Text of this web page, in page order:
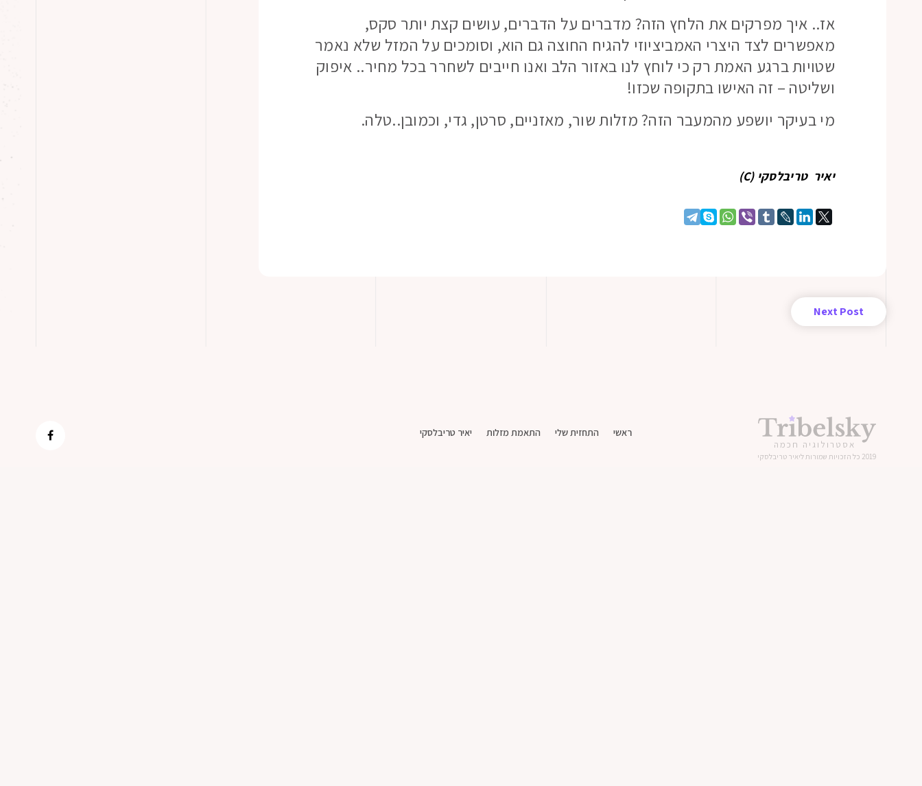
אז.. איך מפרקים את הלחץ הזה? מדברים על הדברים, עושים קצת יותר סקס,
מאפשרים לצד היצרי האמביציוזי להגיח החוצה גם הוא, וסומכים על המזל שלא נאמר
שטויות ברגע האמת רק כי לוחץ לנו באזור הלב ואנו חייבים לשחרר בכל מחיר.. איפוק
ושליטה – זה האישו בתקופה שכזו!
מי בעיקר יושפע מהמעבר הזה? מזלות שור, מאזניים, סרטן, גדי, וכמובן..טלה.
יאיר טריבלסקי (C)
Next Post
אסטרולוגיה חכמה
ראשי התחזית שלי התאמת מזלות יאיר טריבלסקי
2019 כל הזכויות שמורות ליאיר טריבלסקי